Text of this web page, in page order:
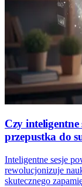
Czy
przepustka do
Inteligentne sesje
rewolucjonizuje
skutecznego